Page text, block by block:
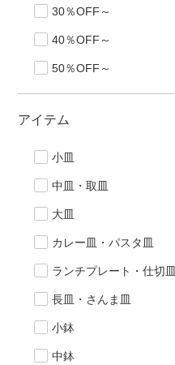
30％OFF～
40％OFF～
50％OFF～
アイテム
小皿
中皿・取皿
大皿
カレー皿・パスタ皿
ランチプレート・仕切皿
長皿・さんま皿
小鉢
中鉢